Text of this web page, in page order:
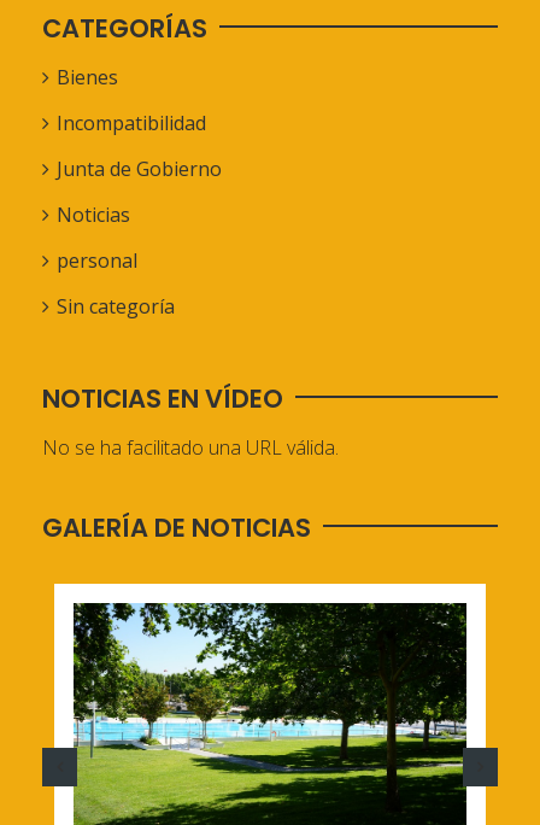
CATEGORÍAS
Bienes
Incompatibilidad
Junta de Gobierno
Noticias
personal
Sin categoría
NOTICIAS EN VÍDEO
No se ha facilitado una URL válida.
GALERÍA DE NOTICIAS